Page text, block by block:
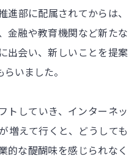
部に配属されてからは、
金融や教育機関など新たな
出会い、新しいことを提案
いました。
トしていき、インターネッ
増えて行くと、どうしても
的な醍醐味を感じられなく